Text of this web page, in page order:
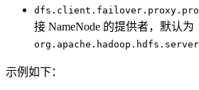
接 NameNode 的提供者，默认为
示例如下：